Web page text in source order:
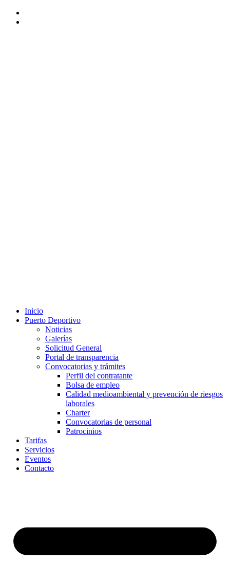
Inicio
Puerto Deportivo
Noticias
Galerías
Solicitud General
Portal de transparencia
Convocatorias y trámites
Perfil del contratante
Bolsa de empleo
Calidad medioambiental y prevención de riesgos
laborales
Charter
Convocatorias de personal
Patrocinios
Tarifas
Servicios
Eventos
Contacto